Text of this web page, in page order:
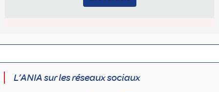
L’ANIA sur les réseaux sociaux